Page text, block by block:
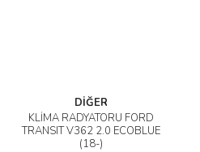
DİĞER
KLİMA RADYATÖRÜ FORD
TRANSIT V362 2.0 ECOBLUE
(18-)